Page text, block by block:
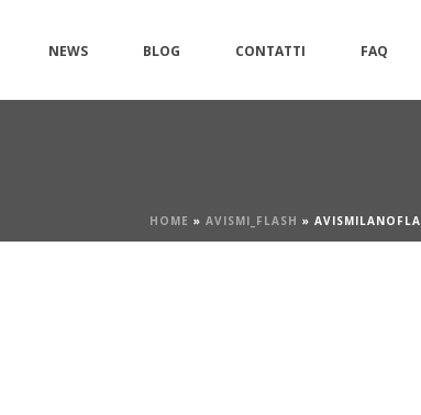
NEWS BLOG CONTATTI FAQ
HOME » AVISMI_FLASH »